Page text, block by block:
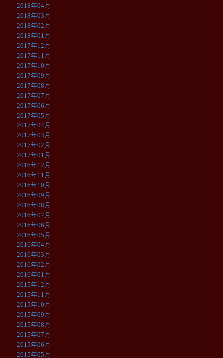
2018年04月
2018年03月
2018年02月
2018年01月
2017年12月
2017年11月
2017年10月
2017年09月
2017年08月
2017年07月
2017年06月
2017年05月
2017年04月
2017年03月
2017年02月
2017年01月
2016年12月
2016年11月
2016年10月
2016年09月
2016年08月
2016年07月
2016年06月
2016年05月
2016年04月
2016年03月
2016年02月
2016年01月
2015年12月
2015年11月
2015年10月
2015年09月
2015年08月
2015年07月
2015年06月
2015年05月